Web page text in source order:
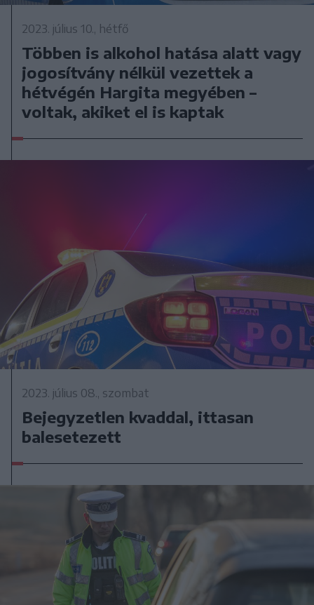
2023. július 10., hétfő
Többen is alkohol hatása alatt vagy
jogosítvány nélkül vezettek a
hétvégén Hargita megyében –
voltak, akiket el is kaptak
2023. július 08., szombat
Bejegyzetlen kvaddal, ittasan
balesetezett